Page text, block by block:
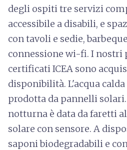
degli ospiti tre servizi
accessibile a disabili, e
con tavoli e sedie,
connessione wi-fi. I nostri
certificati ICEA sono
disponibilità. L'acqua
prodotta da pannelli
notturna è data da faretti
solare con sensore. A
saponi biodegradabili e